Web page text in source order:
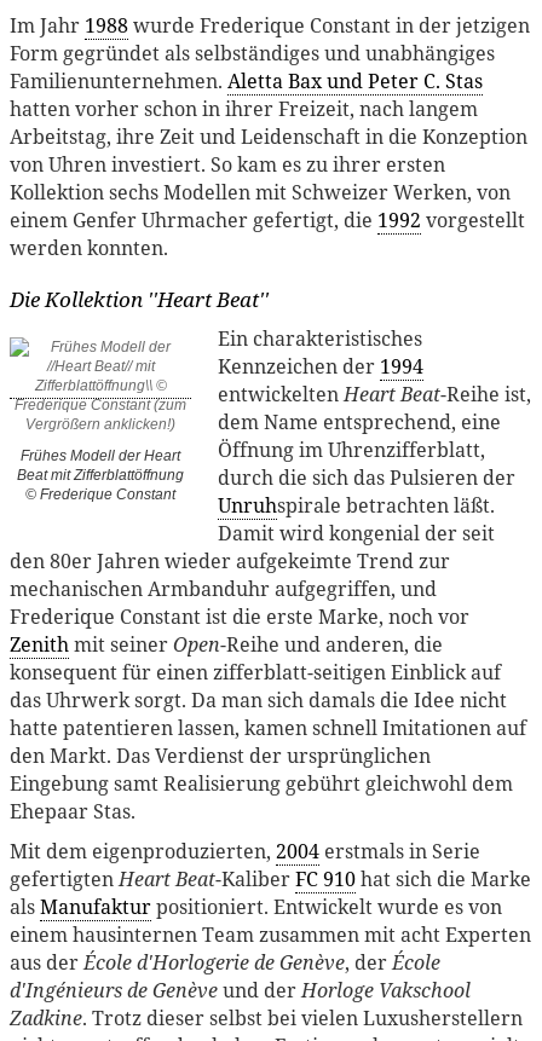
Im Jahr 1988wurde Frederique Constant in der jetzigen
Form gegründet als selbständiges und unabhängiges
Familienunternehmen. Aletta Bax und Peter C. Stas
hatten vorher schon in ihrer Freizeit, nach langem
Arbeitstag, ihre Zeit und Leidenschaft in die Konzeption
von Uhren investiert. So kam es zu ihrer ersten
Kollektion sechs Modellen mit Schweizer Werken, von
einem Genfer Uhrmacher gefertigt, die 1992 vorgestellt
werden konnten.
Die Kollektion ''Heart Beat''
Frühes Modell derHeart
Beatmit Zifferblattöffnung
© Frederique Constant
Ein charakteristisches
Kennzeichen der 1994
entwickeltenHeart Beat-Reihe ist,
dem Name entsprechend, eine
Öffnung im Uhrenzifferblatt,
durch die sich das Pulsieren der
Unruhspirale betrachten läßt.
Damit wird kongenial der seit
den 80er Jahren wieder aufgekeimte Trend zur
mechanischen Armbanduhr aufgegriffen, und
Frederique Constant ist die erste Marke, noch vor
Zenithmit seinerOpen-Reihe und anderen, die
konsequent für einen zifferblatt-seitigen Einblick auf
das Uhrwerk sorgt. Da man sich damals die Idee nicht
hatte patentieren lassen, kamen schnell Imitationen auf
den Markt. Das Verdienst der ursprünglichen
Eingebung samt Realisierung gebührt gleichwohl dem
Ehepaar Stas.
Mit dem eigenproduzierten, 2004 erstmals in Serie
gefertigtenHeart Beat-KaliberFC 910hat sich die Marke
alsManufakturpositioniert. Entwickelt wurde es von
einem hausinternen Team zusammen mit acht Experten
aus derÉcole d'Horlogerie de Genève, derÉcole
d'Ingénieurs de Genèveund derHorloge Vakschool
Zadkine. Trotz dieser selbst bei vielen Luxusherstellern